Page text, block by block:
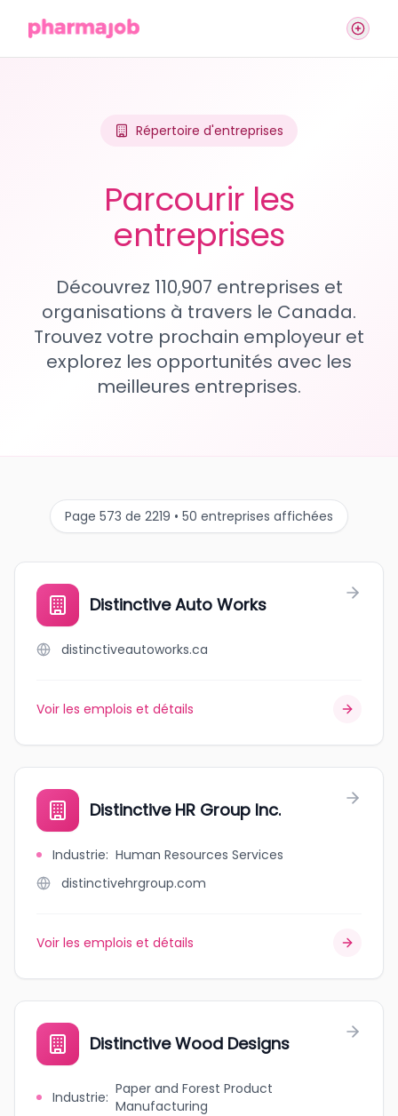
Répertoire d'entreprises
Parcourir les
entreprises
Découvrez 110,907 entreprises et
organisations à travers le Canada.
Trouvez votre prochain employeur et
explorez les opportunités avec les
meilleures entreprises.
Page 573 de 2219 • 50 entreprises affichées
Distinctive Auto Works
distinctiveautoworks.ca
Voir les emplois et détails
Distinctive HR Group Inc.
Industrie: Human Resources Services
distinctivehrgroup.com
Voir les emplois et détails
Distinctive Wood Designs
Industrie: Paper and Forest Product
Manufacturing